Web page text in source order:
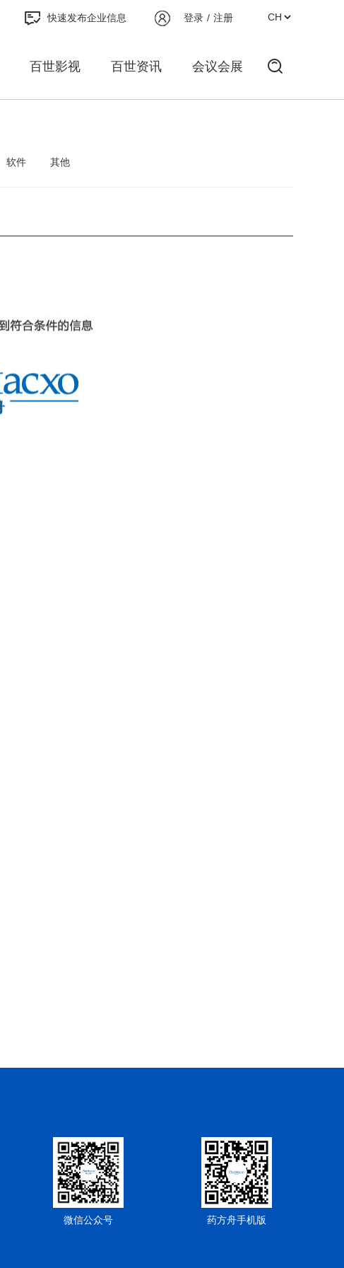
登录 / 注册
快速发布企业信息
百世影视 百世资讯 会议会展
软件 其他
微信公众号
药方舟手机版